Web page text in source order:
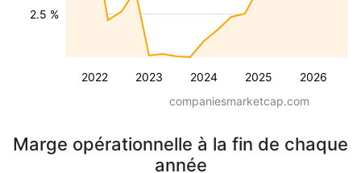
2022 2023 2024 2025 2026
2.5 %
companiesmarketcap.com
Marge opérationnelle à la fin de chaque
année